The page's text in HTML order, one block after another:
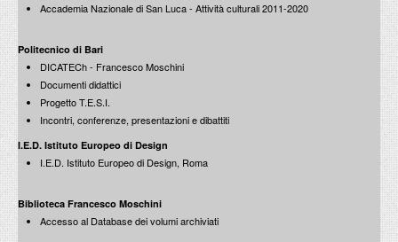
Accademia Nazionale di San Luca - Attività culturali 2011-2020
Politecnico di Bari
DICATECh - Francesco Moschini
Documenti didattici
Progetto T.E.S.I.
Incontri, conferenze, presentazioni e dibattiti
I.E.D. Istituto Europeo di Design
I.E.D. Istituto Europeo di Design, Roma
Biblioteca Francesco Moschini
Accesso al Database dei volumi archiviati